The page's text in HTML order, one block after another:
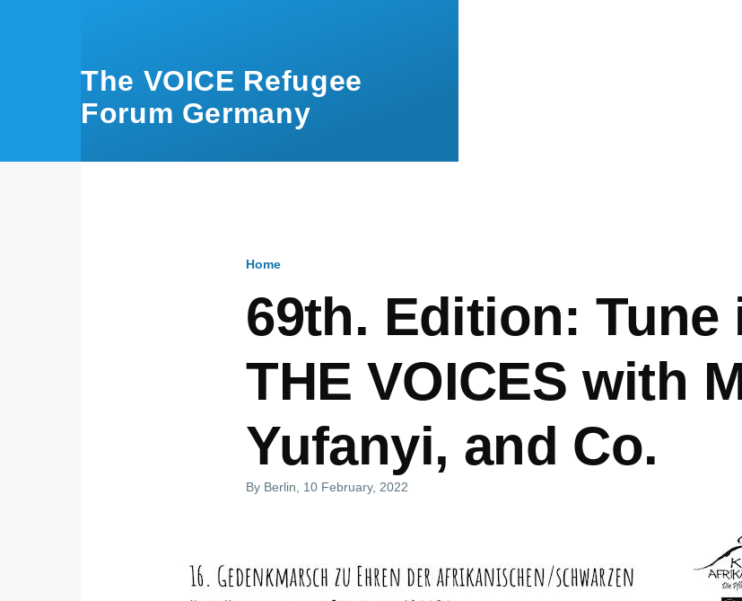
The VOICE Refugee
Forum Germany
Home
69th. Edition: Tune
THE VOICES with
Yufanyi, and Co.
By Berlin , 10 February, 2022